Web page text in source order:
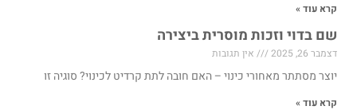
קרא עוד »
שם בדוי וזכות מוסרית ביצירה
דצמבר 26, 2025 אין תגובות
יוצר מסתתר מאחורי כינוי – האם חובה לתת קרדיט לכינוי? סוגיה זו
קרא עוד »